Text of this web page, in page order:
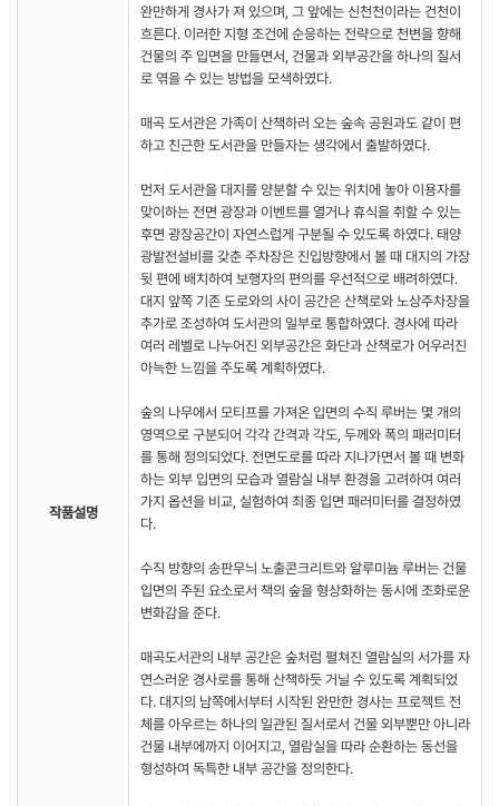
작품설명
완만하게 경사가 져 있으며, 그 앞에는 신천천이라는 건천이
흐른다. 이러한 지형 조건에 순응하는 전략으로 천변을 향해
건물의 주 입면을 만들면서, 건물과 외부공간을 하나의 질서
로 엮을 수 있는 방법을 모색하였다.
매곡 도서관은 가족이 산책하러 오는 숲속 공원과도 같이 편
하고 친근한 도서관을 만들자는 생각에서 출발하였다.
먼저 도서관을 대지를 양분할 수 있는 위치에 놓아 이용자를
맞이하는 전면 광장과 이벤트를 열거나 휴식을 취할 수 있는
후면 광장공간이 자연스럽게 구분될 수 있도록 하였다. 태양
광발전설비를 갖춘 주차장은 진입방향에서 볼 때 대지의 가장
뒷 편에 배치하여 보행자의 편의를 우선적으로 배려하였다.
대지 앞쪽 기존 도로와의 사이 공간은 산책로와 노상주차장을
추가로 조성하여 도서관의 일부로 통합하였다. 경사에 따라
여러 레벨로 나누어진 외부공간은 화단과 산책로가 어우러진
아늑한 느낌을 주도록 계획하였다.
숲의 나무에서 모티프를 가져온 입면의 수직 루버는 몇 개의
영역으로 구분되어 각각 간격과 각도, 두께와 폭의 패러미터
를 통해 정의되었다. 전면도로를 따라 지나가면서 볼 때 변화
하는 외부 입면의 모습과 열람실 내부 환경을 고려하여 여러
가지 옵션을 비교, 실험하여 최종 입면 패러미터를 결정하였
다.
수직 방향의 송판무늬 노출콘크리트와 알루미늄 루버는 건물
입면의 주된 요소로서 책의 숲을 형상화하는 동시에 조화로운
변화감을 준다.
매곡도서관의 내부 공간은 숲처럼 펼쳐진 열람실의 서가를 자
연스러운 경사로를 통해 산책하듯 거닐 수 있도록 계획되었
다. 대지의 남쪽에서부터 시작된 완만한 경사는 프로젝트 전
체를 아우르는 하나의 일관된 질서로서 건물 외부뿐만 아니라
건물 내부에까지 이어지고, 열람실을 따라 순환하는 동선을
형성하여 독특한 내부 공간을 정의한다.